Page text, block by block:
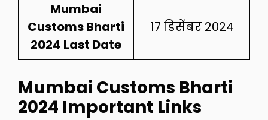
Mumbai
Customs Bharti
2024 Last Date
17 डिसेंबर 2024
Mumbai Customs Bharti
2024 Important Links